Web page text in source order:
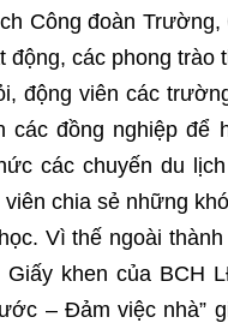
Công đoàn
động, các phong
động viên các
các đồng nghiệp
các chuyến du
chia sẻ những
Vì thế ngoài
khen của BCH
– Đảm việc nhà”